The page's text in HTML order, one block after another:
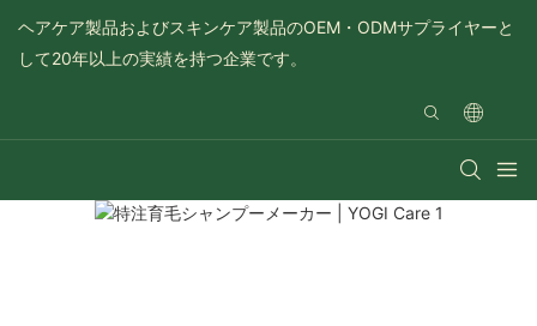
ヘアケア製品およびスキンケア製品のOEM・ODMサプライヤーと
して20年以上の実績を持つ企業です。